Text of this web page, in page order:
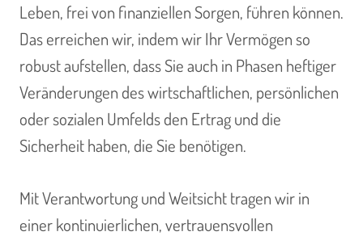
Leben, frei von finanziellen Sorgen, führen können.
Das erreichen wir, indem wir Ihr Vermögen so
robust aufstellen, dass Sie auch in Phasen heftiger
Veränderungen des wirtschaftlichen, persönlichen
oder sozialen Umfelds den Ertrag und die
Sicherheit haben, die Sie benötigen.
Mit Verantwortung und Weitsicht tragen wir in
einer kontinuierlichen, vertrauensvollen